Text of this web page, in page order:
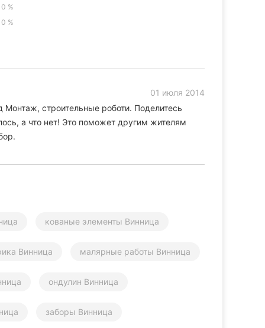
0 %
0 %
01 июля 2014
строительные роботи. Поделитесь
а что нет! Это поможет другим жителям
кованые элементы Винница
Винница малярные работы Винница
ондулин Винница
заборы Винница